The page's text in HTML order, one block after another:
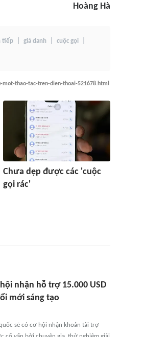
Hoàng Hà
tiếp giả danh cuộc gọi
thao-tac-tren-dien-thoai-521678.html
Chưa dẹp được các 'cuộc
gọi rác'
nhận hỗ trợ 15.000 USD
mới sáng tạo
sẽ có cơ hội nhận khoản tài trợ